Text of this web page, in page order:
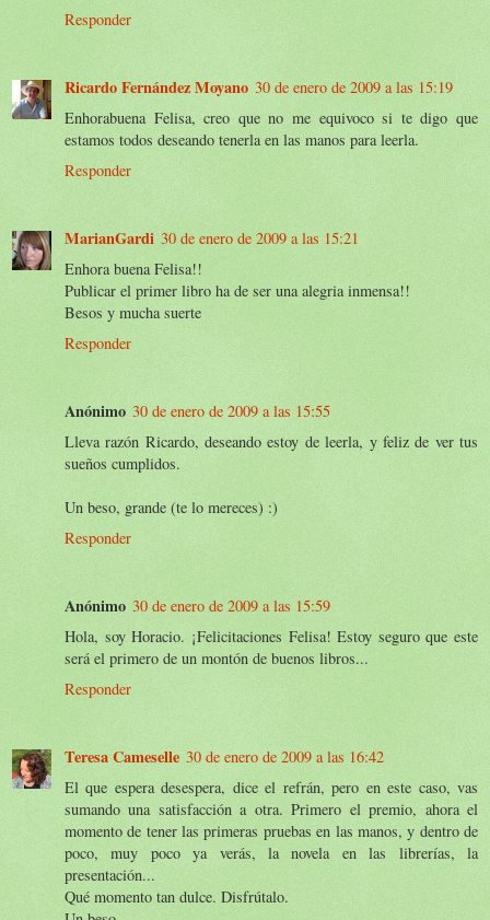
Responder
Ricardo Fernández Moyano 30 de enero de 2009 a las 15:19
Enhorabuena Felisa, creo que no me equivoco si te digo que
estamos todos deseando tenerla en las manos para leerla.
Responder
MarianGardi 30 de enero de 2009 a las 15:21
Enhora buena Felisa!!
Publicar el primer libro ha de ser una alegria inmensa!!
Besos y mucha suerte
Responder
Anónimo 30 de enero de 2009 a las 15:55
Lleva razón Ricardo, deseando estoy de leerla, y feliz de ver tus
sueños cumplidos.
Un beso, grande (te lo mereces) :)
Responder
Anónimo 30 de enero de 2009 a las 15:59
Hola, soy Horacio. ¡Felicitaciones Felisa! Estoy seguro que este
será el primero de un montón de buenos libros...
Responder
Teresa Cameselle 30 de enero de 2009 a las 16:42
El que espera desespera, dice el refrán, pero en este caso, vas
sumando una satisfacción a otra. Primero el premio, ahora el
momento de tener las primeras pruebas en las manos, y dentro de
poco, muy poco ya verás, la novela en las librerías, la
presentación...
Qué momento tan dulce. Disfrútalo.